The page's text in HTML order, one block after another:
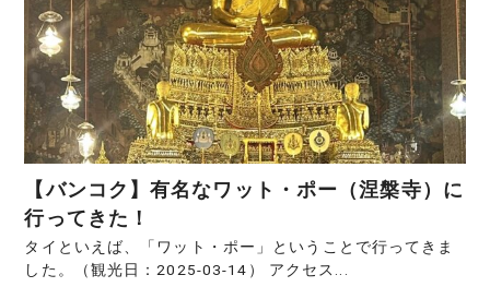
【バンコク】有名なワット・ポー（涅槃寺）に
行ってきた！
タイといえば、「ワット・ポー」ということで行ってきま
した。（観光日：2025‐03‐14） アクセス...